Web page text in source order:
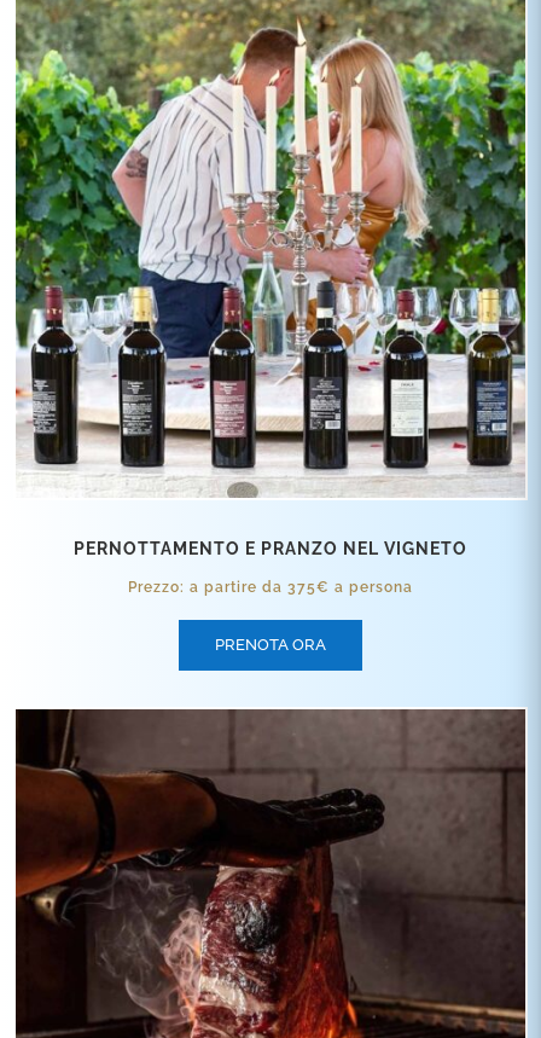
PERNOTTAMENTO E PRANZO NEL VIGNETO
Prezzo: a partire da 375€ a persona
PRENOTA ORA